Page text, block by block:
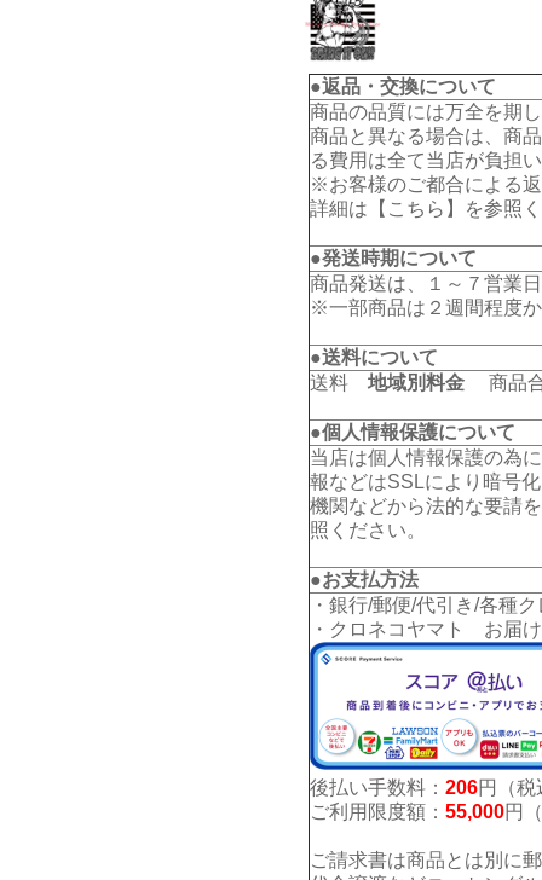
●返品・交換について
商品の品質には万全を期
商品と異なる場合は、商
る費用は全て当店が負担
※お客様のご都合による
詳細は【 こちら 】を参照
●発送時期について
商品発送は、１～７営業
※一部商品は２週間程度
●送料について
送料 地域別料金 商品合
●個人情報保護について
当店は個人情報保護の為
報などはSSLにより暗号
機関などから法的な要請
照ください。
●お支払方法
・銀行/郵便/代引き/各種
・クロネコヤマト お届
後払い手数料： 206円（税
ご利用限度額： 55,000円
ご請求書は商品とは別に